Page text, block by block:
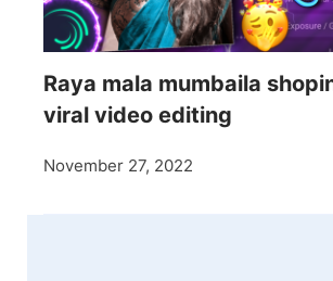
Raya mala mumbaila
viral video editing
November 27, 2022